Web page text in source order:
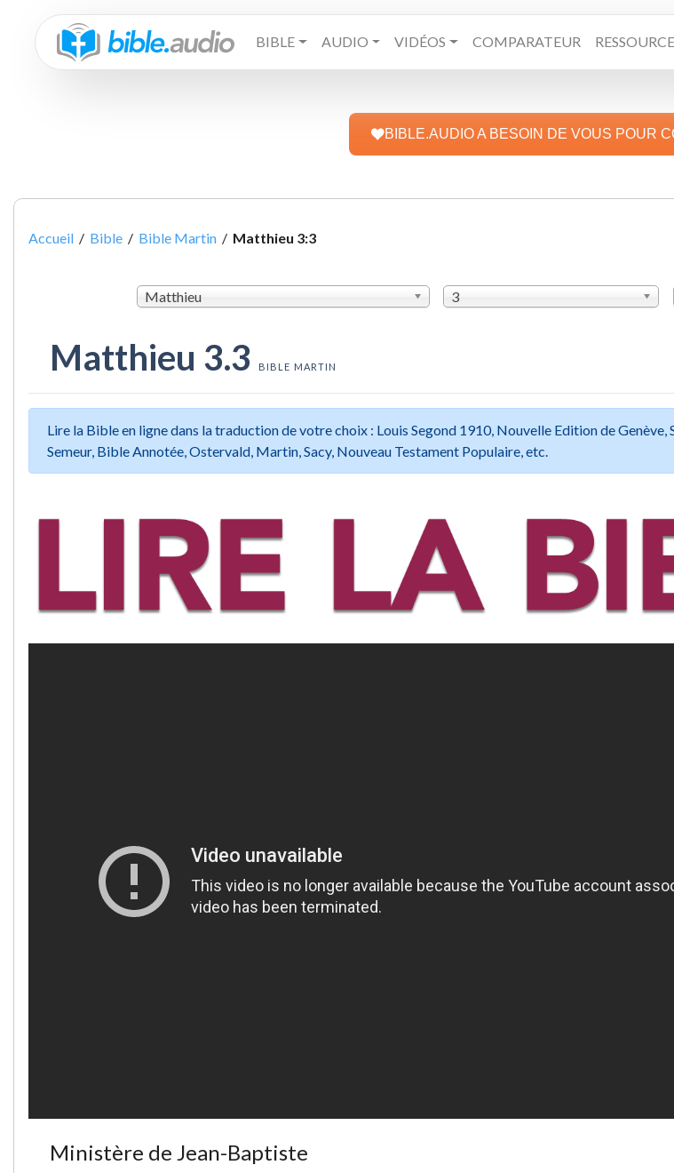
BIBLE AUDIO VIDÉOS COMPARATEUR
BIBLE.AUDIO A BESOIN DE VOUS POUR
Accueil / Bible / Bible Martin / Matthieu 3:3
Matthieu 3
Matthieu 3.3 BIBLE MARTIN
Lire la Bible en ligne dans la traduction de votre choix : Louis Segond 1910, Nouvelle Edition de Genève,
Semeur, Bible Annotée, Ostervald, Martin, Sacy, Nouveau Testament Populaire, etc.
Ministère de Jean-Baptiste